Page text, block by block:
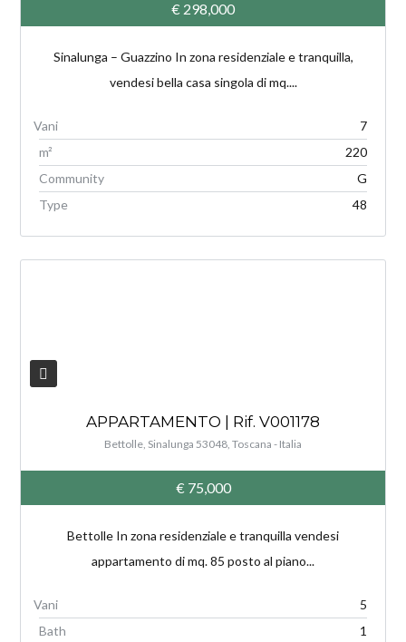
€ 298,000
Sinalunga – Guazzino In zona residenziale e tranquilla,
vendesi bella casa singola di mq....
7
m²
220
Community
G
Type
48
APPARTAMENTO | Rif. V001178
Bettolle, Sinalunga 53048, Toscana - Italia
€ 75,000
Bettolle In zona residenziale e tranquilla vendesi
appartamento di mq. 85 posto al piano...
5
Bath
1